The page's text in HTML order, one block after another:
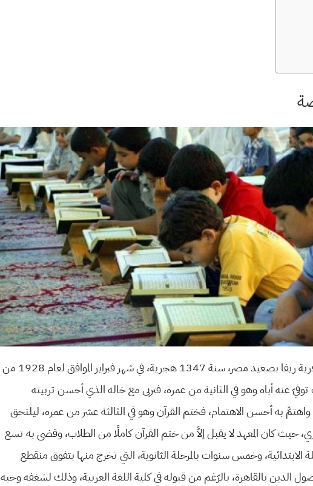
وُلد الشيخ محمد الراوي، في قرية ريفا بصعيد مصر، سنة 1347 هجرية، في شهر فبراير الموافق لعام 1928 من
توفيّ عنه أباه وهو في الثانية من عمره، فتربى مع خاله الذي أحسن تربيته
واهتمَّ به أحسن الاهتمام، فختم القرآن وهو في الثالثة عشر من عمره، ليلتحق
حيث كان المعهد لا يقبل إلاَّ من ختم القرآن كاملًا من الطلاب، وقضى به تسع
الابتدائية، وخمس سنوات بالمرحلة الثانوية، التي تخرج منها بتفوق منقطع
الدين بالقاهرة، بالرّغم من قبوله في كلية اللغة العربية، وذلك لشغفه وحبه